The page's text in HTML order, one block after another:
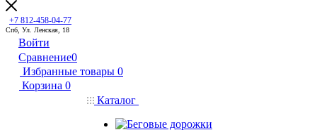
+7 812-458-04-77
Спб, Ул. Ленская, 18
Войти
Сравнение0
Избранные товары 0
Корзина 0
Каталог